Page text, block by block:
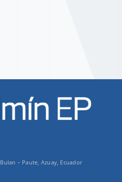
– Paute, Azuay, Ecuador